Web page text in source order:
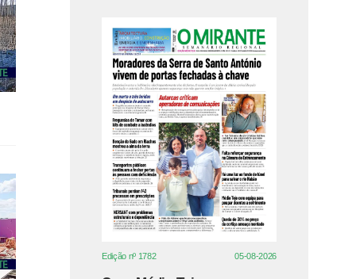
Edição nº 1782 05-08-2026